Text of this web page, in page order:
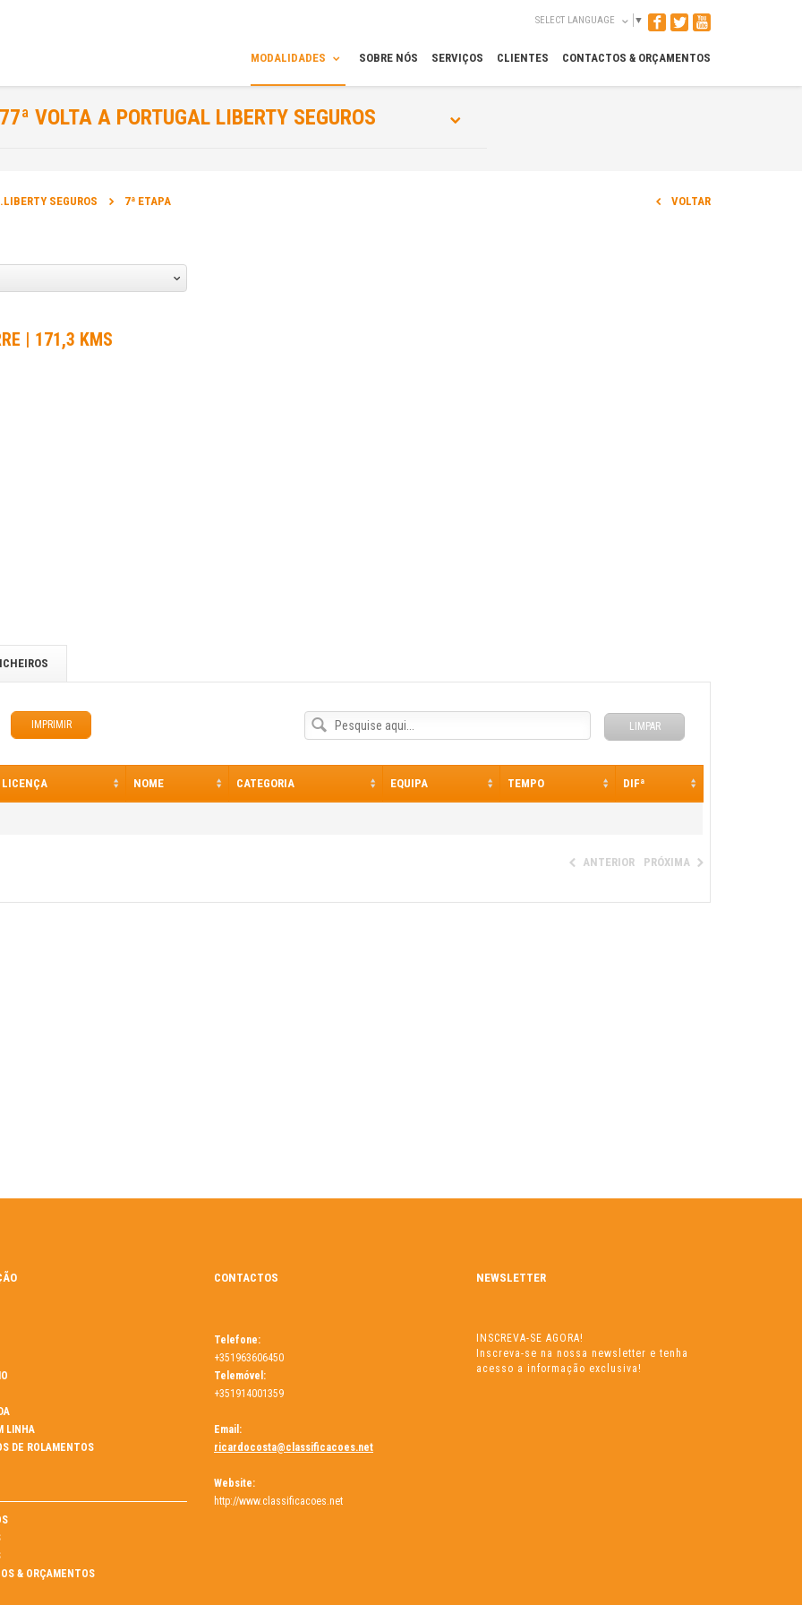
SELECT LANGUAGE ▼
MODALIDADES SOBRE NÓS SERVIÇOS CLIENTES CONTACTOS & ORÇAMENTOS
77ª VOLTA A PORTUGAL LIBERTY SEGUROS
SEGUROS 7ª ETAPA VOLTAR
| 171,3 KMS
IMPRIMIR LIMPAR
LICENÇA NOME CATEGORIA EQUIPA TEMPO DIFª
ANTERIOR PRÓXIMA
LINHA
DE ROLAMENTOS
& ORÇAMENTOS
CONTACTOS
Telefone:
+351963606450
Telemóvel:
+351914001359
Email:
ricardocosta@classificacoes.net
Website:
http://www.classificacoes.net
NEWSLETTER
INSCREVA-SE AGORA!
Inscreva-se na nossa newsletter e tenha
acesso a informação exclusiva!